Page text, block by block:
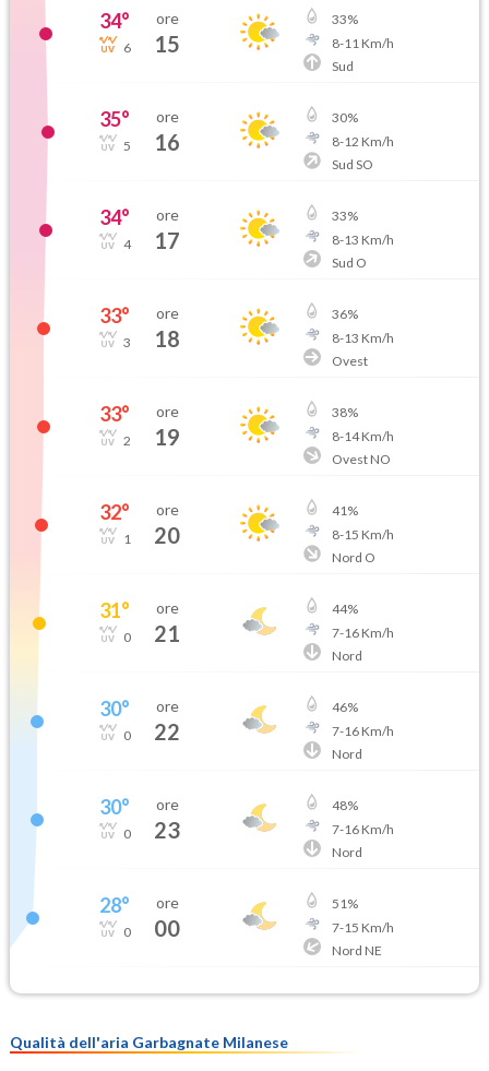
34°
6
ore
15
33%
8-11 Km/h
Sud
35°
5
ore
16
30%
8-12 Km/h
Sud SO
34°
4
ore
17
33%
8-13 Km/h
Sud O
33°
3
ore
18
36%
8-13 Km/h
Ovest
33°
2
ore
19
38%
8-14Km/h
Ovest NO
32°
1
ore
20
41%
8-15 Km/h
Nord O
31°
0
ore
21
44%
7-16Km/h
Nord
30°
0
ore
22
46%
7-16Km/h
Nord
30°
0
ore
23
48%
7-16Km/h
Nord
28°
0
ore
00
51%
7-15 Km/h
Nord NE
Qualità dell'aria Garbagnate Milanese